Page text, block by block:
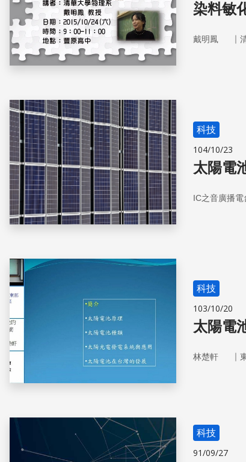
染料敏
戴明鳳 ｜
科技
104/10/23
太陽電
IC之音廣播電
科技
103/10/20
太陽電
林楚軒 ｜
科技
91/09/27